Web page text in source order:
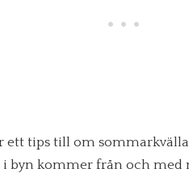
ett tips till om
byn kommer från och med